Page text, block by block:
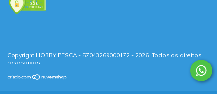
Copyright HOBBY PESCA - 57043269000172 - 2026. Todos os direitos
reservados.